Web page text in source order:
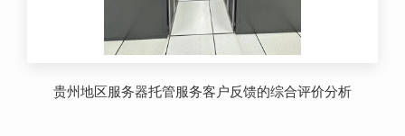
贵州地区服务器托管服务客户反馈的综合评价分析